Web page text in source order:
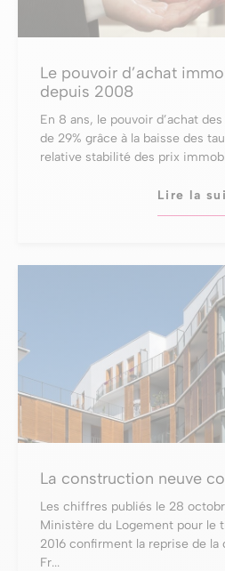
Le pouvoir d’achat
depuis 2008
En 8 ans, le pouvoir d’achat
de 29% grâce à la baisse des
relative stabilité des prix
Lire la
La construction neuve
Les chiffres publiés le 28
Ministère du Logement pour le
2016 confirment la reprise de
Fr...